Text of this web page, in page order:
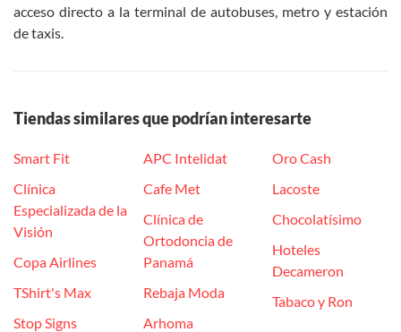
acceso directo a la terminal de autobuses, metro y estación
de taxis.
Tiendas similares que podrían interesarte
Smart Fit
Clínica
Especializada de la
Visión
Copa Airlines
TShirt's Max
Stop Signs
APC Intelidat
Cafe Met
Clínica de
Ortodoncia de
Panamá
Rebaja Moda
Arhoma
Oro Cash
Lacoste
Chocolatísimo
Hoteles
Decameron
Tabaco y Ron